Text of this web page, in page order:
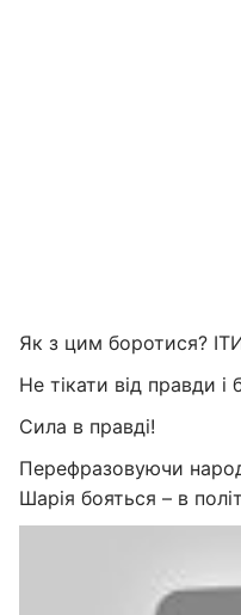
Як з цим боротися?
Не тікати від правди і
Сила в правді!
Перефразовуючи
Шарія бояться – в